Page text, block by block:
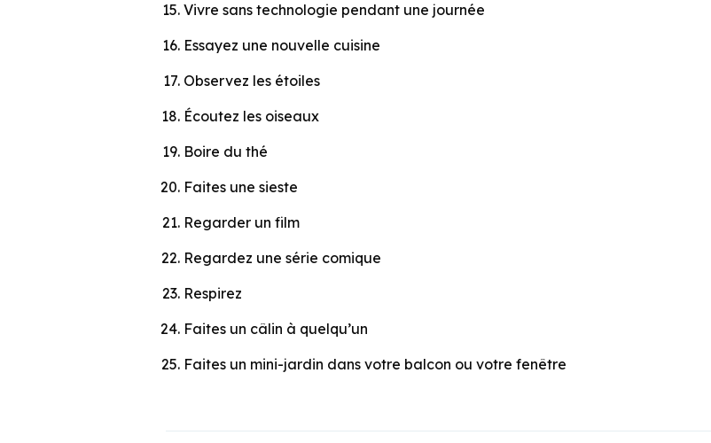
Vivre sans technologie pendant une journée
Essayez une nouvelle cuisine
Observez les étoiles
Écoutez les oiseaux
Boire du thé
Faites une sieste
Regarder un film
Regardez une série comique
Respirez
Faites un câlin à quelqu’un
Faites un mini-jardin dans votre balcon ou votre fenêtre